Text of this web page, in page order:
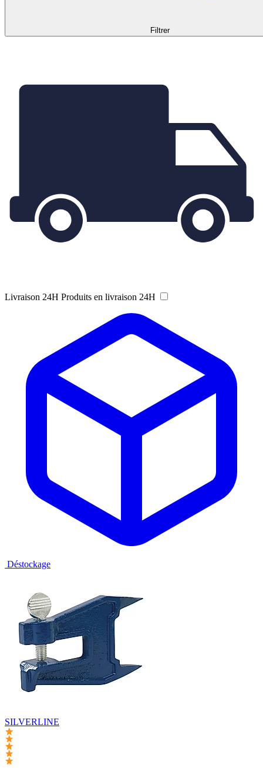
Filtrer
Livraison 24H Produits en livraison 24H
Déstockage
SILVERLINE